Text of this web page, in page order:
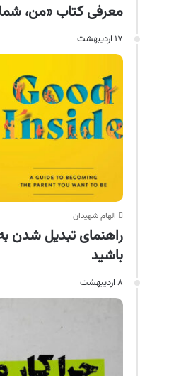
معرفی کتاب «من،
۱۷ اردیبهشت
الهام شهیدان
راهنمای تبدیل‌ شدن
باشید
۸ اردیبهشت